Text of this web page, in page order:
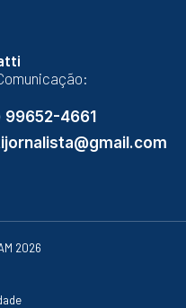
99652-4661
2026